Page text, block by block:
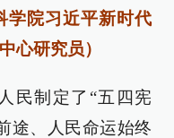
学院习近平新时代
心研究员）
民制定了“五四宪
途、人民命运始终